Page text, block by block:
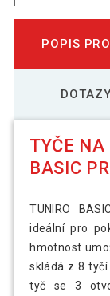
POPIS
TYČE NA
BASIC
TUNIRO
ideální pro
hmotnost
skládá z 8
tyč se 3